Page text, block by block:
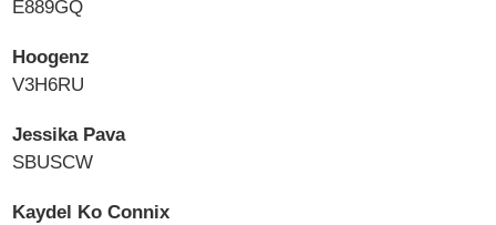
E889GQ
Hoogenz
V3H6RU
Jessika Pava
SBUSCW
Kaydel Ko Connix